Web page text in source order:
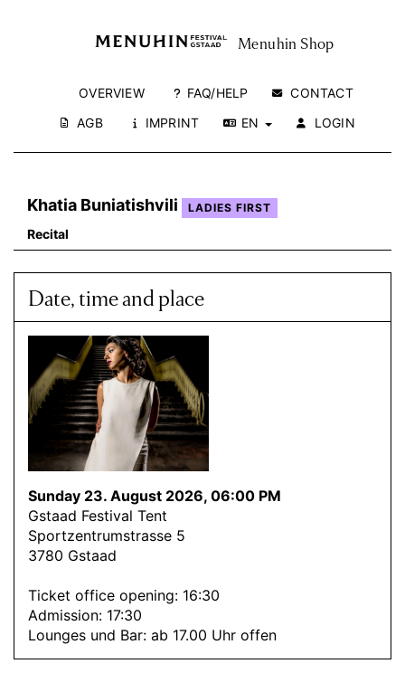
OVERVIEW FAQ/HELP
CONTACT
AGB
IMPRINT EN LOGIN
Menuhin Shop
Khatia Buniatishvili LADIES FIRST
Recital
Date, time and place
Sunday 23. August 2026, 06:00 PM
Gstaad Festival Tent
Sportzentrumstrasse 5
3780 Gstaad
Ticket office opening: 16:30
Admission: 17:30
Lounges und Bar: ab 17.00 Uhr offen